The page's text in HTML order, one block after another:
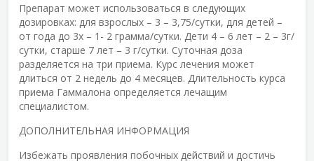
Препарат может использоваться в следующих
дозировках: для взрослых – 3 – 3,75/сутки, для детей –
от года до 3х – 1- 2 грамма/сутки. Дети 4 – 6 лет – 2 – 3г/
сутки, старше 7 лет – 3 г/сутки. Суточная доза
разделяется на три приема. Курс лечения может
длиться от 2 недель до 4 месяцев. Длительность курса
приема Гаммалона определяется лечащим
специалистом.
ДОПОЛНИТЕЛЬНАЯ ИНФОРМАЦИЯ
Избежать проявления побочных действий и достичь